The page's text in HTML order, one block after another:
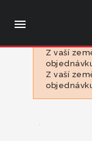

Z vaší
Z vaší